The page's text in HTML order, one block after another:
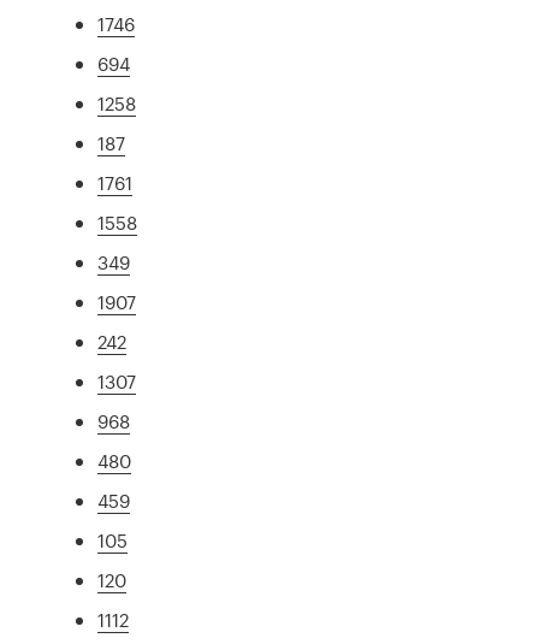
1746
694
1258
187
1761
1558
349
1907
242
1307
968
480
459
105
120
1112